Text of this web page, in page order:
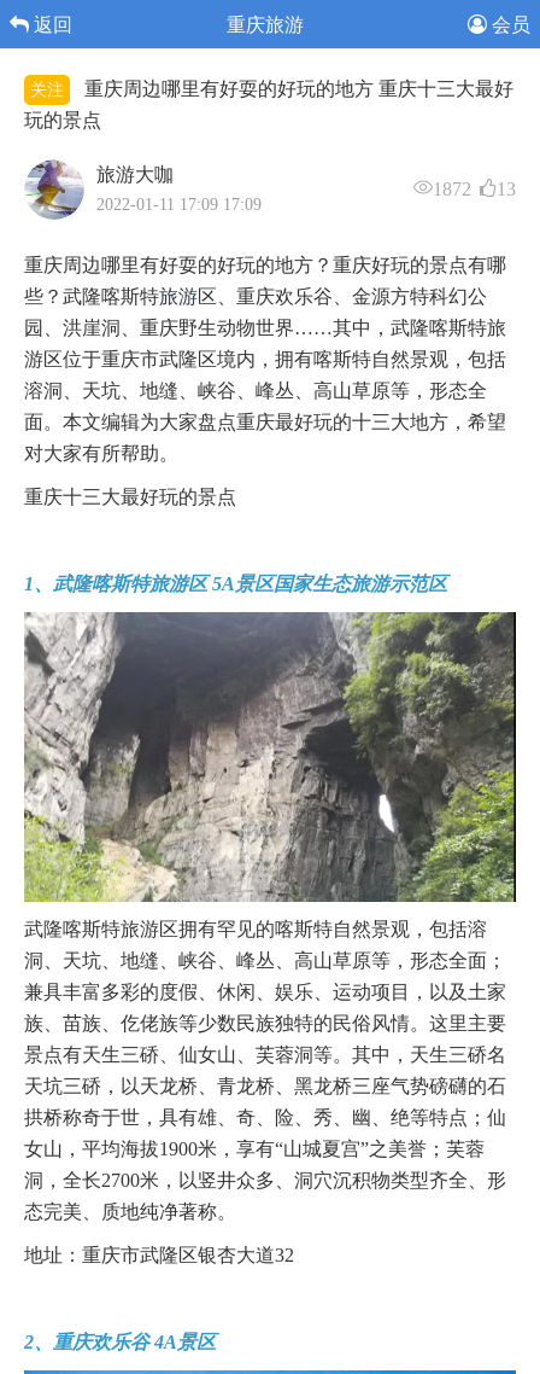
返回 重庆旅游 会员
关注
重庆周边哪里有好耍的好玩的地方 重庆十三大最好
玩的景点
旅游大咖
2022-01-11 17:09 17:09
1872 13
重庆周边哪里有好耍的好玩的地方？重庆好玩的景点有哪
些？武隆喀斯特旅游区、重庆欢乐谷、金源方特科幻公
园、洪崖洞、重庆野生动物世界……其中，武隆喀斯特旅
游区位于重庆市武隆区境内，拥有喀斯特自然景观，包括
溶洞、天坑、地缝、峡谷、峰丛、高山草原等，形态全
面。本文编辑为大家盘点重庆最好玩的十三大地方，希望
对大家有所帮助。
重庆十三大最好玩的景点
1、武隆喀斯特旅游区 5A景区国家生态旅游示范区
武隆喀斯特旅游区拥有罕见的喀斯特自然景观，包括溶
洞、天坑、地缝、峡谷、峰丛、高山草原等，形态全面；
兼具丰富多彩的度假、休闲、娱乐、运动项目，以及土家
族、苗族、仡佬族等少数民族独特的民俗风情。这里主要
景点有天生三硚、仙女山、芙蓉洞等。其中，天生三硚名
天坑三硚，以天龙桥、青龙桥、黑龙桥三座气势磅礴的石
拱桥称奇于世，具有雄、奇、险、秀、幽、绝等特点；仙
女山，平均海拔1900米，享有“山城夏宫”之美誉；芙蓉
洞，全长2700米，以竖井众多、洞穴沉积物类型齐全、形
态完美、质地纯净著称。
地址：重庆市武隆区银杏大道32
2、重庆欢乐谷 4A景区